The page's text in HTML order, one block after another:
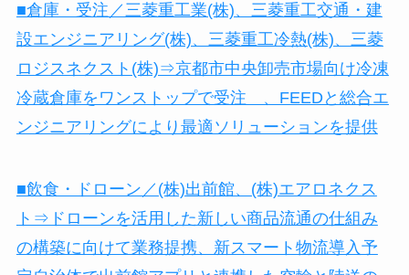
■倉庫・受注／三菱重工業(株)、三菱重工交通・建
設エンジニアリング(株)、三菱重工冷熱(株)、三菱
ロジスネクスト(株)⇒京都市中央卸売市場向け冷凍
冷蔵倉庫をワンストップで受注 、FEEDと総合エ
ンジニアリングにより最適ソリューションを提供
■飲食・ドローン／(株)出前館、(株)エアロネクス
ト⇒ドローンを活用した新しい商品流通の仕組み
の構築に向けて業務提携、新スマート物流導入予